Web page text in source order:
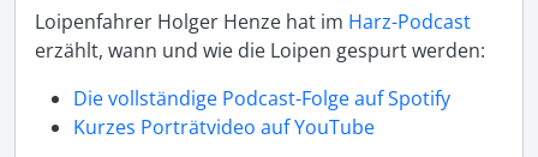
Loipenfahrer Holger Henze hat im Harz-Podcast
erzählt, wann und wie die Loipen gespurt werden:
Die vollständige Podcast-Folge auf Spotify
Kurzes Porträtvideo auf YouTube